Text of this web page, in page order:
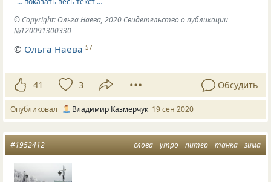
© Copyright: Ольга Наева, 2020 Свидетельство о публикации
№120091300330
© Ольга Наева 57
41 3 Обсудить
Опубликовал Владимир Казмерчук 19 сен 2020
слова утро питер танка зима
#1952412